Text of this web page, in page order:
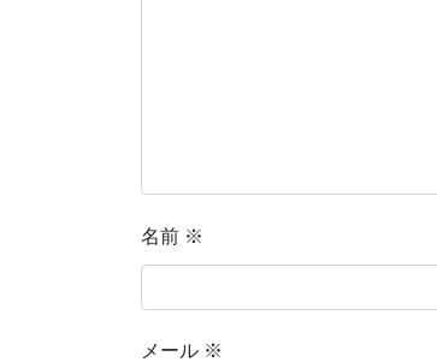
名前 ※
メール ※